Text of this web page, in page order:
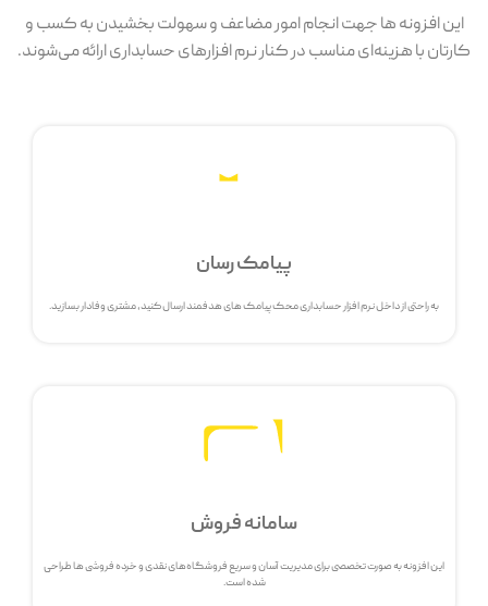
این افزونه ها جهت انجام امور مضاعف و سهولت بخشیدن به کسب و
کارتان با هزینه‌ای مناسب در کنار نرم افزارهای حسابداری ارائه می‌شوند.
پیامک رسان
به راحتی از داخل نرم افزار حسابداری محک پیامک های هدفمند ارسال کنید، مشتری وفادار بسازید.
سامانه فروش
این افزونه به صورت تخصصی برای مدیریت آسان و سریع فروشگاه‌های نقدی و خرده فروشی ها طراحی
شده است.